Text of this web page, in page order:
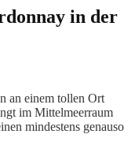
in der
an einem tollen Ort
im Mittelmeerraum
mindestens genauso